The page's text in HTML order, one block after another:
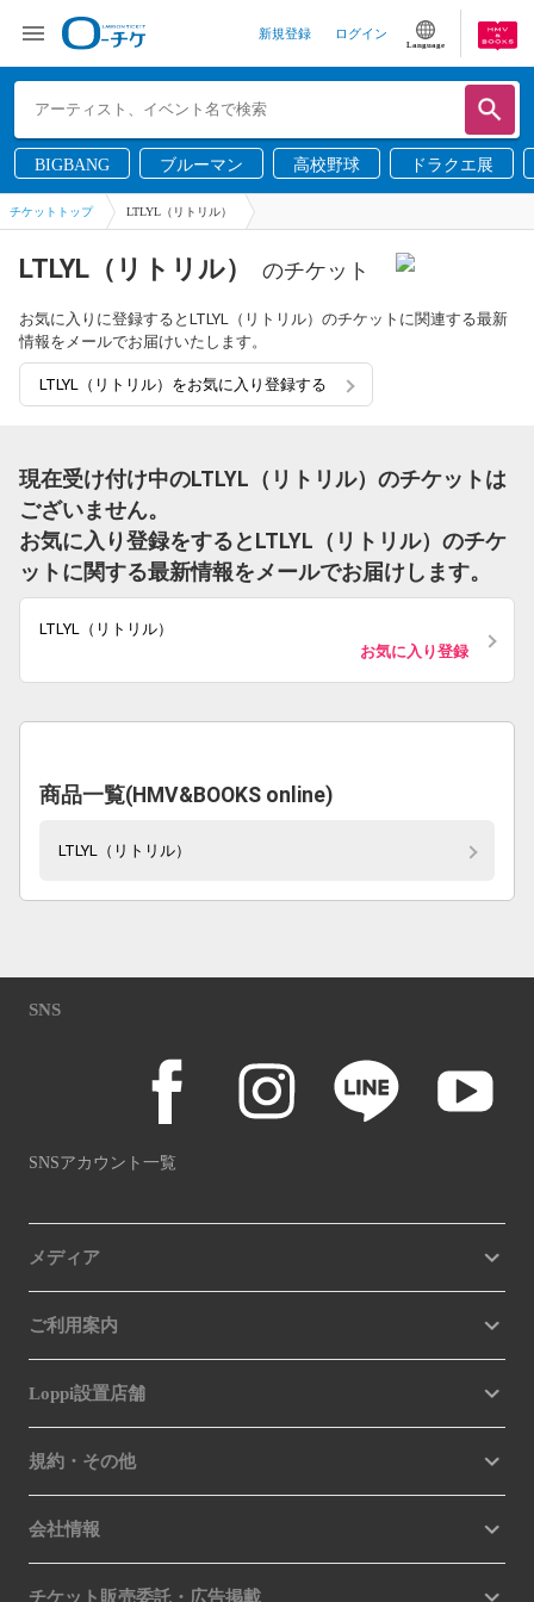
新規登録 ログイン
Language
BIGBANG ブルーマン 高校野球 ドラクエ展
チケットトップ LTLYL（リトリル）
LTLYL（リトリル） のチケット
お気に入りに登録するとLTLYL（リトリル）のチケットに関連する最新
情報をメールでお届けいたします。
LTLYL（リトリル）をお気に入り登録する
現在受け付け中のLTLYL（リトリル）のチケットは
ございません。
お気に入り登録をするとLTLYL（リトリル）のチケ
ットに関する最新情報をメールでお届けします。
LTLYL（リトリル）
お気に入り登録
商品一覧(HMV&BOOKS online)
LTLYL（リトリル）
SNS
SNSアカウント一覧
メディア
ご利用案内
Loppi設置店舗
規約・その他
会社情報
チケット販売委託・広告掲載